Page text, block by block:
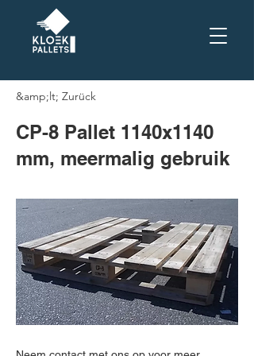
&amp;lt; Zurück
CP-8 Pallet 1140x1140
mm, meermalig gebruik